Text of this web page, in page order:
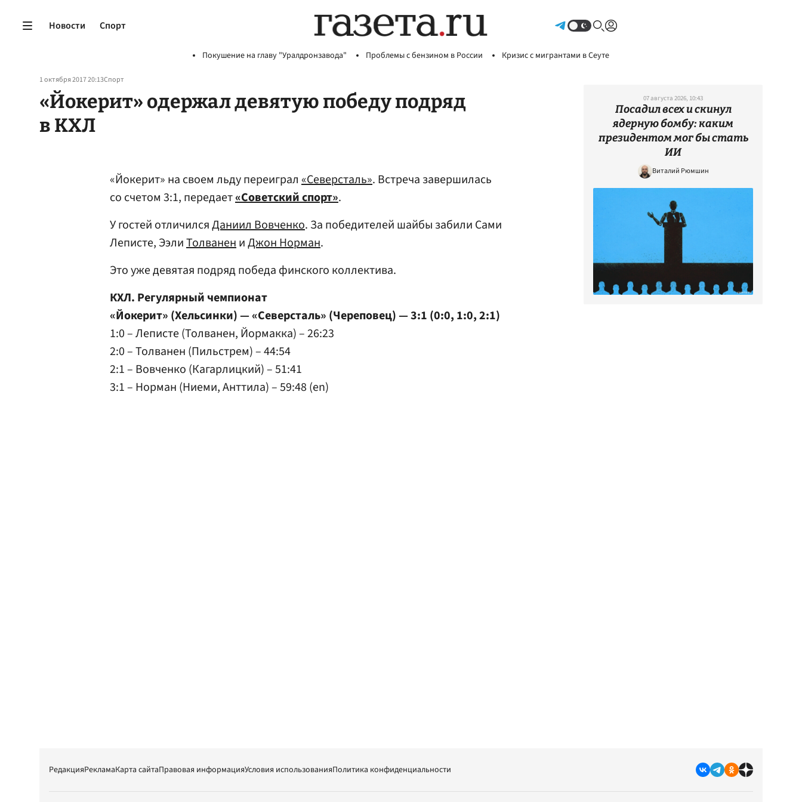
Новости Спорт
Покушение на главу "Уралдронзавода" Проблемы с бензином в России Кризис с мигрантами в Сеуте
1 октября 2017 20:13Спорт
«Йокерит» одержал девятую победу подряд
в КХЛ
«Йокерит» на своем льду переиграл «Северсталь». Встреча завершилась
со счетом 3:1, передает«Советский спорт».
У гостей отличилсяДаниил Вовченко. За победителей шайбы забили Сами
Леписте, ЭэлиТолванениДжон Норман.
Это уже девятая подряд победа финского коллектива.
КХЛ. Регулярный чемпионат
«Йокерит» (Хельсинки) — «Северсталь» (Череповец) — 3:1 (0:0, 1:0, 2:1)
1:0 – Леписте (Толванен, Йормакка) – 26:23
2:0 – Толванен (Пильстрем) – 44:54
2:1 – Вовченко (Кагарлицкий) – 51:41
3:1 – Норман (Ниеми, Анттила) – 59:48 (en)
07 августа 2026, 10:43
Посадил всех и скинул
ядерную бомбу: каким
президентом мог бы стать
ИИ
Виталий Рюмшин
РедакцияРекламаКарта сайтаПравовая информацияУсловия использованияПолитика конфиденциальности